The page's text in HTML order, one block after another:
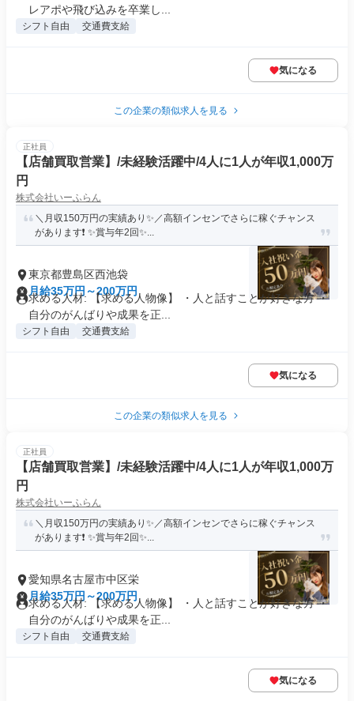
レアポや飛び込みを卒業し...
シフト自由 交通費支給
気になる
この企業の類似求人を見る
正社員
【店舗買取営業】/未経験活躍中/4人に1人が年収1,000万
円
株式会社いーふらん
＼月収150万円の実績あり✨／高額インセンでさらに稼ぐチャンス
があります❗ ✨賞与年2回✨...
東京都豊島区西池袋
月給35万円～200万円
求める人材: 【求める人物像】 ・人と話すことが好きな方 ・
自分のがんばりや成果を正...
シフト自由 交通費支給
気になる
この企業の類似求人を見る
正社員
【店舗買取営業】/未経験活躍中/4人に1人が年収1,000万
円
株式会社いーふらん
＼月収150万円の実績あり✨／高額インセンでさらに稼ぐチャンス
があります❗ ✨賞与年2回✨...
愛知県名古屋市中区栄
月給35万円～200万円
求める人材: 【求める人物像】 ・人と話すことが好きな方 ・
自分のがんばりや成果を正...
シフト自由 交通費支給
気になる